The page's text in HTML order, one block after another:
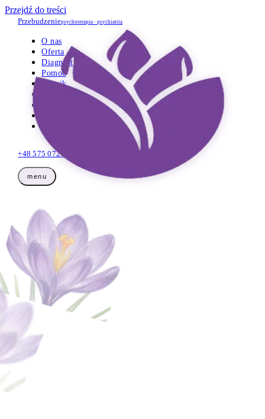
Przejdź do treści
Przebudzeniepsychoterapia · psychiatria
O nas
Oferta
Diagnostyka
Pomoc
Cennik
+48 575 072 425
menu